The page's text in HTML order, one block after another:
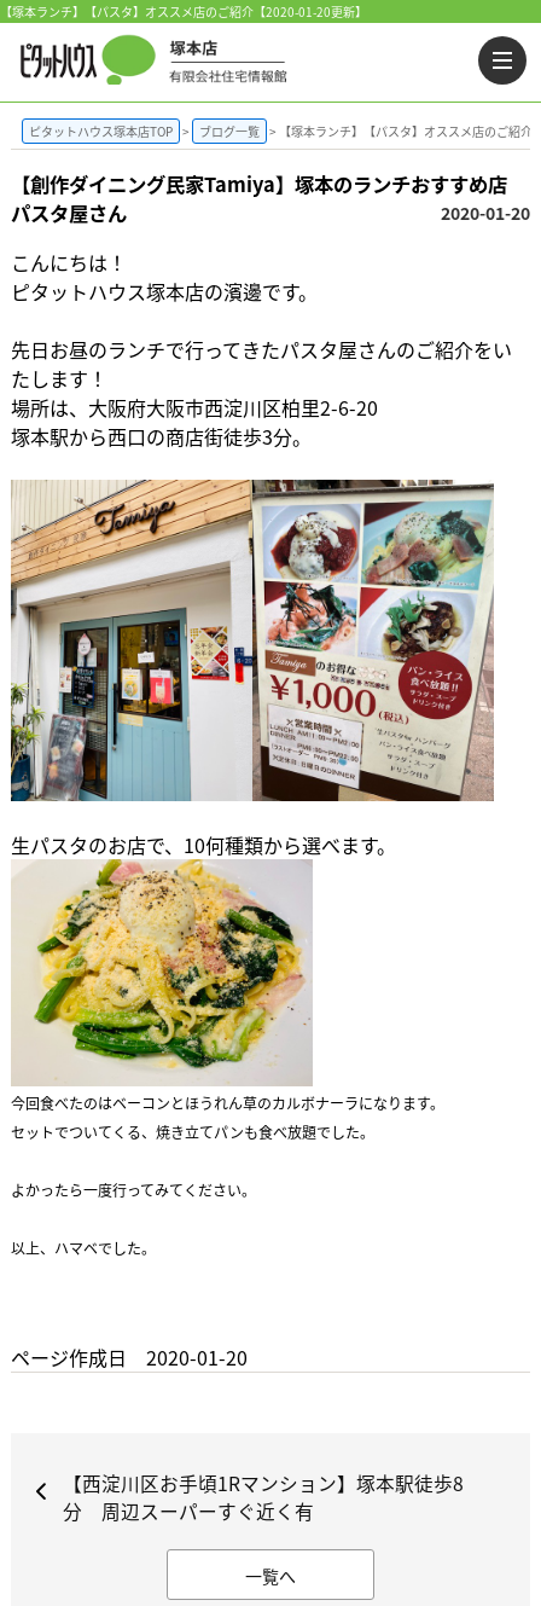
【塚本ランチ】【パスタ】オススメ店のご紹介【2020-01-20更新】
ピタットハウス塚本店TOP ブログ一覧 【塚本ランチ】【パスタ】オススメ店のご紹介
【創作ダイニング民家Tamiya】塚本のランチおすすめ店
パスタ屋さん
2020-01-20
こんにちは！
ピタットハウス塚本店の濱邊です。
先日お昼のランチで行ってきたパスタ屋さんのご紹介をい
たします！
場所は、大阪府大阪市西淀川区柏里2-6-20
塚本駅から西口の商店街徒歩3分。
生パスタのお店で、10何種類から選べます。
今回食べたのはベーコンとほうれん草のカルボナーラになります。
セットでついてくる、焼き立てパンも食べ放題でした。
よかったら一度行ってみてください。
以上、ハマベでした。
ページ作成日 2020-01-20
【西淀川区お手頃1Rマンション】塚本駅徒歩8
分 周辺スーパーすぐ近く有
一覧へ